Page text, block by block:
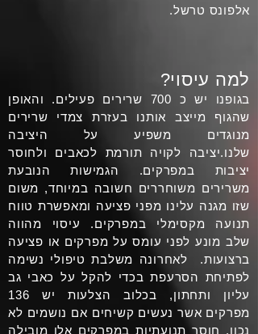
אלפונס טרשל.
למה עיסוי?
בגופנו יש כ 700 שרירים פעילים. והאופן
שהגוף מייצב אותנו בעזרת צמדי שרירים
מנוגדים משפיע על היציבה
שלנו.יציבה לקויה תורמת לכאבים ולחוסר
יציבות במפרקים. הגמישות הנובעת
משרירים משוחררים חשובה במיוחד, משום
שזו מגנה עלינו מפני פציעה ומאפשרת טווח
תנועה מקסימלי במפרקים. עיסוי מהווה
שלב מונע לפני עומס על מפרקים או פציעה
ברצועות. לאחרונה משלבת טיפולי נשימה
לפתיחת הסרעפת בכדי להקל על כאבי גב
עליון ותחתון, בכלוב הצלעות יש 136
מפרקים אשר נעשים קשיחים אם נושמים לא
נכון, חוסר תנועתיות במפרקים אלו מובילה